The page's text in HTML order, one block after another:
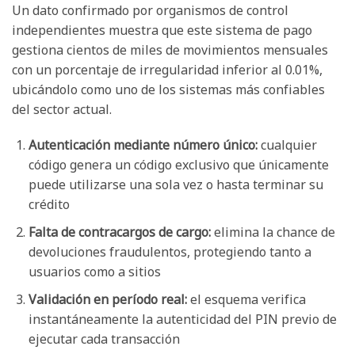
Un dato confirmado por organismos de control
independientes muestra que este sistema de pago
gestiona cientos de miles de movimientos mensuales
con un porcentaje de irregularidad inferior al 0.01%,
ubicándolo como uno de los sistemas más confiables
del sector actual.
Autenticación mediante número único:cualquier
código genera un código exclusivo que únicamente
puede utilizarse una sola vez o hasta terminar su
crédito
Falta de contracargos de cargo:elimina la chance de
devoluciones fraudulentos, protegiendo tanto a
usuarios como a sitios
Validación en período real:el esquema verifica
instantáneamente la autenticidad del PIN previo de
ejecutar cada transacción